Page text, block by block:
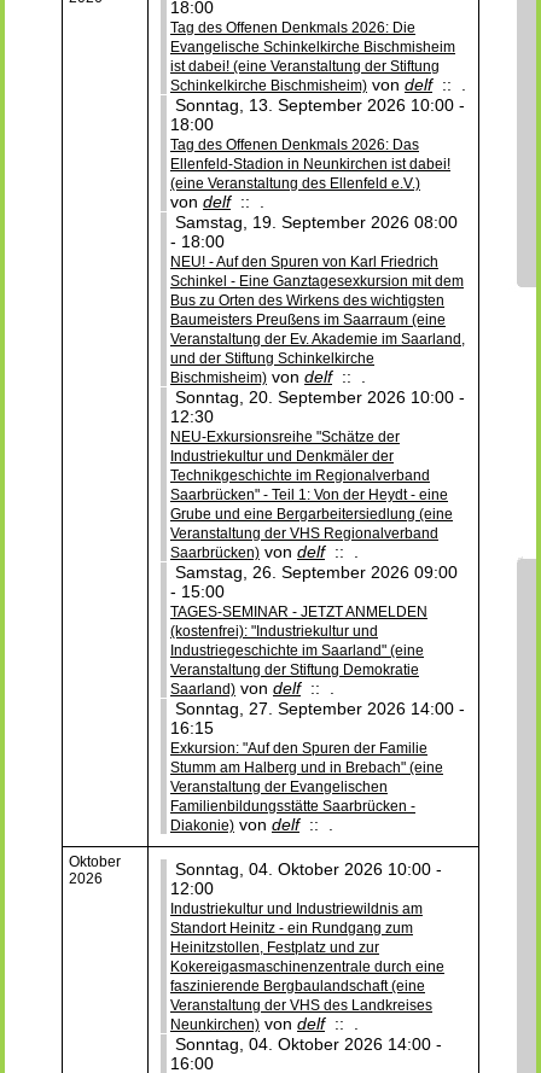
18:00
Tag des Offenen Denkmals 2026: Die
Evangelische Schinkelkirche Bischmisheim
ist dabei! (eine Veranstaltung der Stiftung
Schinkelkirche Bischmisheim) von delf:: .
Sonntag, 13. September 2026 10:00 -
18:00
Tag des Offenen Denkmals 2026: Das
Ellenfeld-Stadion in Neunkirchen ist dabei!
(eine Veranstaltung des Ellenfeld e.V.)
von delf:: .
Samstag, 19. September 2026 08:00
- 18:00
NEU! - Auf den Spuren von Karl Friedrich
Schinkel - Eine Ganztagesexkursion mit dem
Bus zu Orten des Wirkens des wichtigsten
Baumeisters Preußens im Saarraum (eine
Veranstaltung der Ev. Akademie im Saarland,
und der Stiftung Schinkelkirche
Bischmisheim) von delf:: .
Sonntag, 20. September 2026 10:00 -
12:30
NEU-Exkursionsreihe "Schätze der
Industriekultur und Denkmäler der
Technikgeschichte im Regionalverband
Saarbrücken" - Teil 1: Von der Heydt - eine
Grube und eine Bergarbeitersiedlung (eine
Veranstaltung der VHS Regionalverband
Saarbrücken) von delf:: .
Samstag, 26. September 2026 09:00
- 15:00
TAGES-SEMINAR - JETZT ANMELDEN
(kostenfrei): "Industriekultur und
Industriegeschichte im Saarland" (eine
Veranstaltung der Stiftung Demokratie
Saarland) von delf:: .
Sonntag, 27. September 2026 14:00 -
16:15
Exkursion: "Auf den Spuren der Familie
Stumm am Halberg und in Brebach" (eine
Veranstaltung der Evangelischen
Familienbildungsstätte Saarbrücken -
Diakonie) von delf:: .
Oktober
2026
Sonntag, 04. Oktober 2026 10:00 -
12:00
Industriekultur und Industriewildnis am
Standort Heinitz - ein Rundgang zum
Heinitzstollen, Festplatz und zur
Kokereigasmaschinenzentrale durch eine
faszinierende Bergbaulandschaft (eine
Veranstaltung der VHS des Landkreises
Neunkirchen) von delf:: .
Sonntag, 04. Oktober 2026 14:00 -
16:00